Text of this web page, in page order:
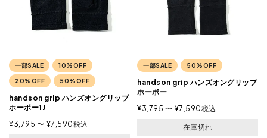
一部SALE 10%OFF
20%OFF 50%OFF
handson grip ハンズオングリップ
ホーボー1J
¥3,795 〜 ¥7,590税込
一部SALE 50%OFF
handson grip ハンズオングリップ
ホーボー
¥3,795 〜 ¥7,590税込
在庫切れ